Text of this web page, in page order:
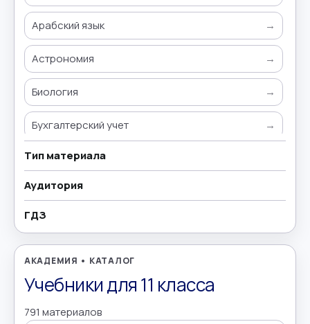
Арабский язык →
Астрономия →
Биология →
Бухгалтерский учет →
Всемирная история
География
Геометрия
Греческий язык
Дополнительно
Тип материала
Аудитория
ГДЗ
АКАДЕМИЯ • КАТАЛОГ
Учебники для 11 класса
791 материалов